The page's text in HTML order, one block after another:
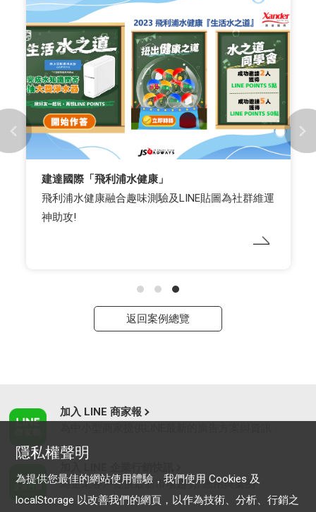
建達國際「飛利浦水健康」
飛利浦水健康融合趣味測驗及LINE貼圖為社群維運
神助攻!
返回案例總覽
加入 LINE 商家報
為企業客戶提供最新市場趨勢, 應用與案例
隱私權聲明
為提供您最佳的網站使用體驗，我們使用 Cookies 及
localStorage 以改善我們的網頁，以作為技術、分析、行銷之